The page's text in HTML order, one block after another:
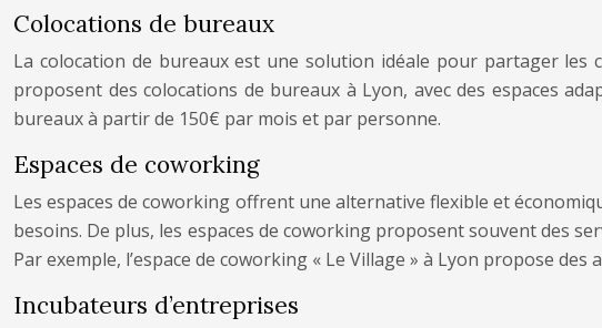
Colocations de bureaux
La colocation de bureaux est une solution idéale pour partager les
proposent des colocations de bureaux à Lyon, avec des espaces
bureaux à partir de 150€ par mois et par personne.
Espaces de coworking
Les espaces de coworking offrent une alternative flexible et
besoins. De plus, les espaces de coworking proposent souvent des
Par exemple, l’espace de coworking « Le Village » à Lyon propose
Incubateurs d’entreprises